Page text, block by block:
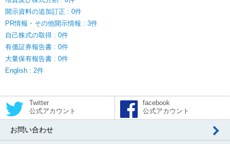
開示資料の追加訂正 : 0件
PR情報・その他開示情報 : 3件
自己株式の取得 : 0件
有価証券報告書 : 0件
大量保有報告書 : 0件
English : 2件
Twitter
公式アカウント
facebook
公式アカウント
お問い合わせ